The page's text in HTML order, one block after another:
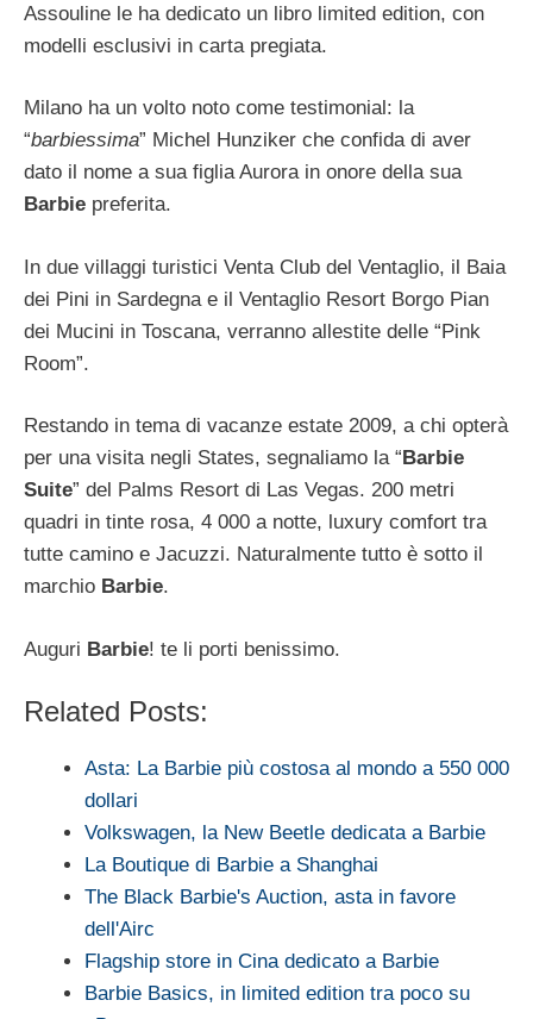
Assouline le ha dedicato un libro limited edition, con
modelli esclusivi in carta pregiata.
Milano ha un volto noto come testimonial: la
“barbiessima” Michel Hunziker che confida di aver
dato il nome a sua figlia Aurora in onore della sua
Barbie preferita.
In due villaggi turistici Venta Club del Ventaglio, il Baia
dei Pini in Sardegna e il Ventaglio Resort Borgo Pian
dei Mucini in Toscana, verranno allestite delle “Pink
Room”.
Restando in tema di vacanze estate 2009, a chi opterà
per una visita negli States, segnaliamo la “ Barbie
Suite” del Palms Resort di Las Vegas. 200 metri
quadri in tinte rosa, 4 000 a notte, luxury comfort tra
tutte camino e Jacuzzi. Naturalmente tutto è sotto il
marchio Barbie.
Auguri Barbie! te li porti benissimo.
Related Posts:
Asta: La Barbie più costosa al mondo a 550 000
dollari
Volkswagen, la New Beetle dedicata a Barbie
La Boutique di Barbie a Shanghai
The Black Barbie's Auction, asta in favore
dell'Airc
Flagship store in Cina dedicato a Barbie
Barbie Basics, in limited edition tra poco su